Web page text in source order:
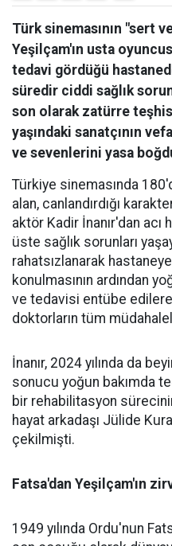
Türk sinemasının "sert
Yeşilçam'ın usta
tedavi gördüğü
süredir ciddi sağlık
son olarak zatürre
yaşındaki sanatçının
ve sevenlerini yasa
Türkiye sinemasında
alan, canlandırdığı
aktör Kadir İnanır'dan acı
üste sağlık sorunları
rahatsızlanarak
konulmasının ardından
ve tedavisi entübe
doktorların tüm
İnanır, 2024 yılında da
sonucu yoğun bakımda
bir rehabilitasyon
hayat arkadaşı Jülide
çekilmişti.
Fatsa'dan Yeşilçam'ın
1949 yılında Ordu'nun